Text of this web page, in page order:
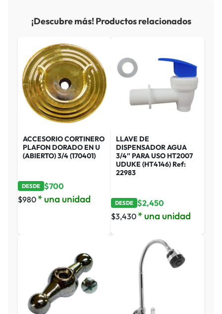
¡Descubre más! Productos relacionados
ACCESORIO CORTINERO
PLAFON DORADO EN U
(ABIERTO) 3/4 (170401)
DESDE $700
$980 * una unidad
LLAVE DE
DISPENSADOR AGUA
3/4″ PARA USO HT2007
UDUKE (HT4146) Ref:
22983
DESDE $2,450
$3,430 * una unidad